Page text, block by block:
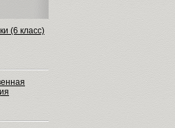
(6 класс)